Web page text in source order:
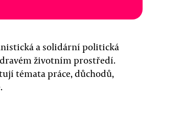
a solidární politická
životním prostředí.
témata práce, důchodů,